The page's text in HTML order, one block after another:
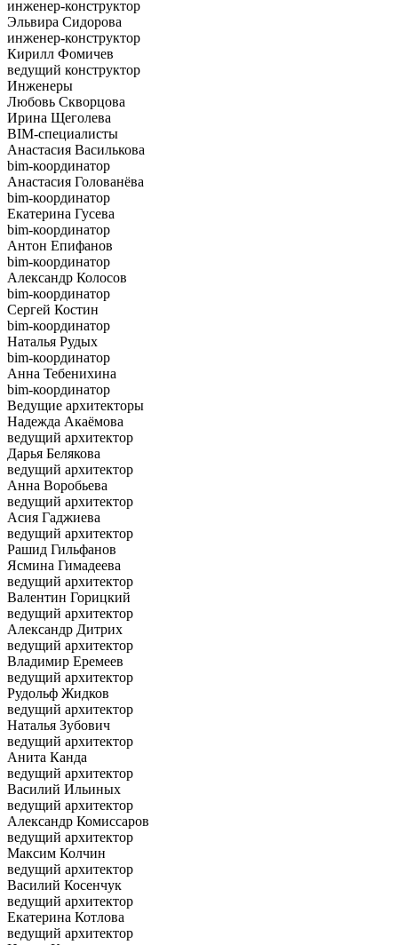
инженер-конструктор
Эльвира Сидорова
инженер-конструктор
Кирилл Фомичев
ведущий конструктор
Инженеры
Любовь Скворцова
Ирина Щеголева
BIM-специалисты
Анастасия Василькова
bim-координатор
Анастасия Голованёва
bim-координатор
Екатерина Гусева
bim-координатор
Антон Епифанов
bim-координатор
Александр Колосов
bim-координатор
Сергей Костин
bim-координатор
Наталья Рудых
bim-координатор
Анна Тебенихина
bim-координатор
Ведущие архитекторы
Надежда Акаёмова
ведущий архитектор
Дарья Белякова
ведущий архитектор
Анна Воробьева
ведущий архитектор
Асия Гаджиева
ведущий архитектор
Рашид Гильфанов
Ясмина Гимадеева
ведущий архитектор
Валентин Горицкий
ведущий архитектор
Александр Дитрих
ведущий архитектор
Владимир Еремеев
ведущий архитектор
Рудольф Жидков
ведущий архитектор
Наталья Зубович
ведущий архитектор
Анита Канда
ведущий архитектор
Василий Ильиных
ведущий архитектор
Александр Комиссаров
ведущий архитектор
Максим Колчин
ведущий архитектор
Василий Косенчук
ведущий архитектор
Екатерина Котлова
ведущий архитектор